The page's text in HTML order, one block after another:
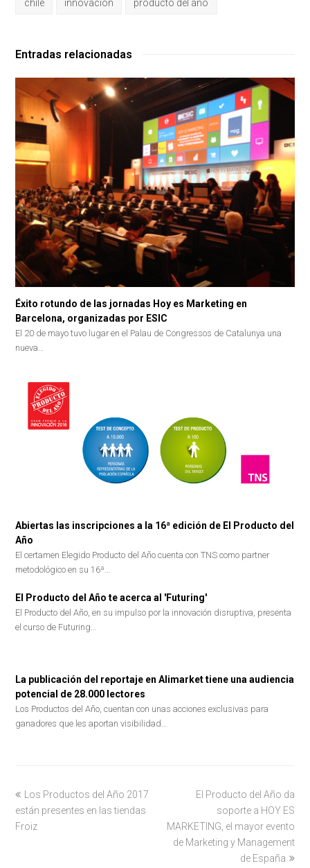
chile innovación producto del año
Entradas relacionadas
Éxito rotundo de las jornadas Hoy es Marketing en
Barcelona, organizadas por ESIC
El 20 de mayo tuvo lugar en el Palau de Congressos de Catalunya una
nueva…
Abiertas las inscripciones a la 16ª edición de El Producto del
Año
El certamen Elegido Producto del Año cuenta con TNS como partner
metodológico en su 16ª…
El Producto del Año te acerca al 'Futuring'
El Producto del Año, en su impulso por la innovación disruptiva, presenta
el curso de Futuring…
La publicación del reportaje en Alimarket tiene una audiencia
potencial de 28.000 lectores
Los Productos del Año, cuentan con unas acciones exclusivas para
ganadores que les aportan visibilidad…
previous
post:
Los Productos del Año 2017
están presentes en las tiendas
Froiz
next
post:
El Producto del Año da
soporte a HOY ES
MARKETING, el mayor evento
de Marketing y Management
de España